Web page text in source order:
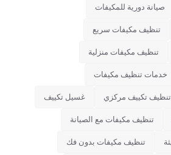
صيانة دورية للمكيفات
تنظيف مكيفات سريع
تنظيف مكيفات منزلية
خدمات تنظيف مكيفات
تنظيف تكييف مركزي غسيل تكييف
تنظيف مكيفات مع الصيانة
تنظيف مكيفات بدون فك